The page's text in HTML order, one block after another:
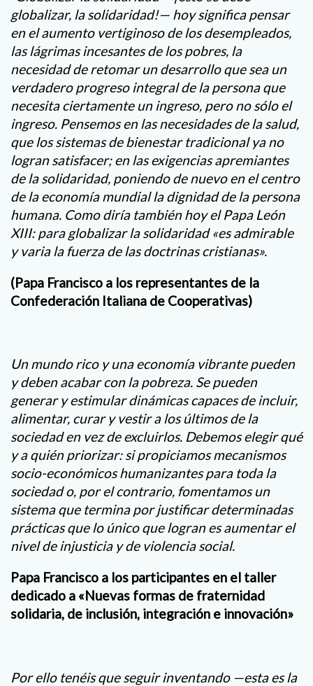
globalizar, la solidaridad!— hoy significa pensar
en el aumento vertiginoso de los desempleados,
las lágrimas incesantes de los pobres, la
necesidad de retomar un desarrollo que sea un
verdadero progreso integral de la persona que
necesita ciertamente un ingreso, pero no sólo el
ingreso. Pensemos en las necesidades de la salud,
que los sistemas de bienestar tradicional ya no
logran satisfacer; en las exigencias apremiantes
de la solidaridad, poniendo de nuevo en el centro
de la economía mundial la dignidad de la persona
humana. Como diría también hoy el Papa León
XIII: para globalizar la solidaridad «es admirable
y varia la fuerza de las doctrinas cristianas».
(Papa Francisco a los representantes de la
Confederación Italiana de Cooperativas)
Un mundo rico y una economía vibrante pueden
y deben acabar con la pobreza. Se pueden
generar y estimular dinámicas capaces de incluir,
alimentar, curar y vestir a los últimos de la
sociedad en vez de excluirlos. Debemos elegir qué
y a quién priorizar: si propiciamos mecanismos
socio-económicos humanizantes para toda la
sociedad o, por el contrario, fomentamos un
sistema que termina por justificar determinadas
prácticas que lo único que logran es aumentar el
nivel de injusticia y de violencia social.
Papa Francisco a los participantes en el taller
dedicado a «Nuevas formas de fraternidad
solidaria, de inclusión, integración e innovación»
Por ello tenéis que seguir inventando —esta es la